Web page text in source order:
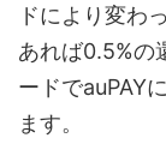
ドにより変わ
あれば0.5%の
ードでauPAY
ます。